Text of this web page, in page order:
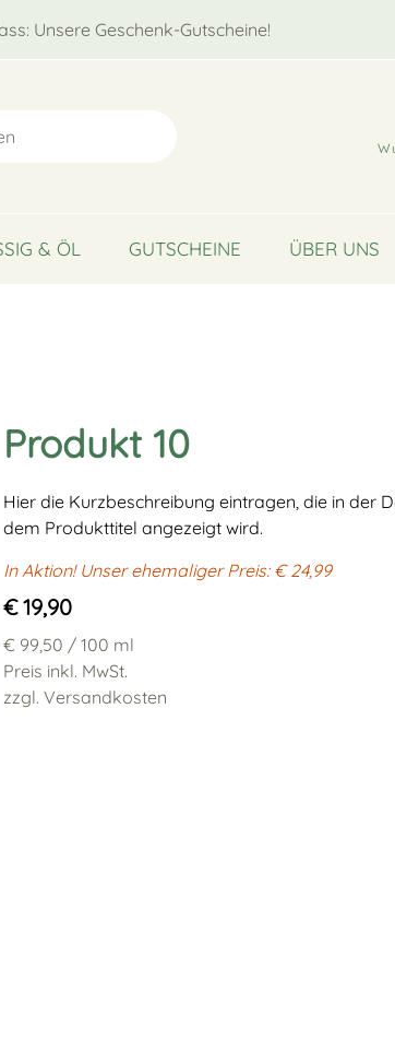
Unsere Geschenk-Gutscheine!
& ÖL GUTSCHEINE ÜBER UNS
Produkt 10
Hier die Kurzbeschreibung eintragen, die in der
dem Produkttitel angezeigt wird.
In Aktion! Unser ehemaliger Preis: € 24,99
€ 19,90
€ 99,50 / 100 ml
Preis inkl. MwSt.
zzgl. Versandkosten